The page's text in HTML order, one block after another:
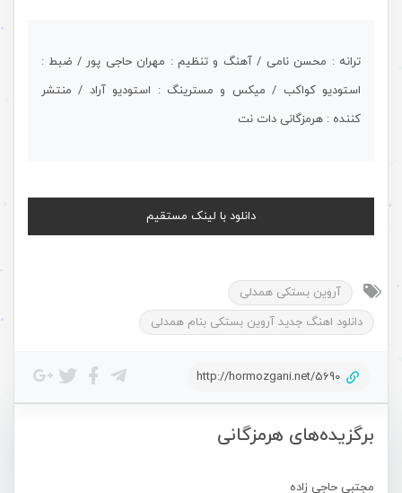
برگزیده‌های هرمزگانی
مجتبی حاجی زاده
ترانه : محسن نامی / آهنگ و تنظیم : مهران حاجی پور / ضبط :
استودیو کواکب / میکس و مسترینگ : استودیو آراد / منتشر
کننده : هرمزگانی دات نت
دانلود با لینک مستقیم
آروین بستکی همدلی
دانلود اهنگ جدید آروین بستکی بنام همدلی
http://hormozgani.net/5690